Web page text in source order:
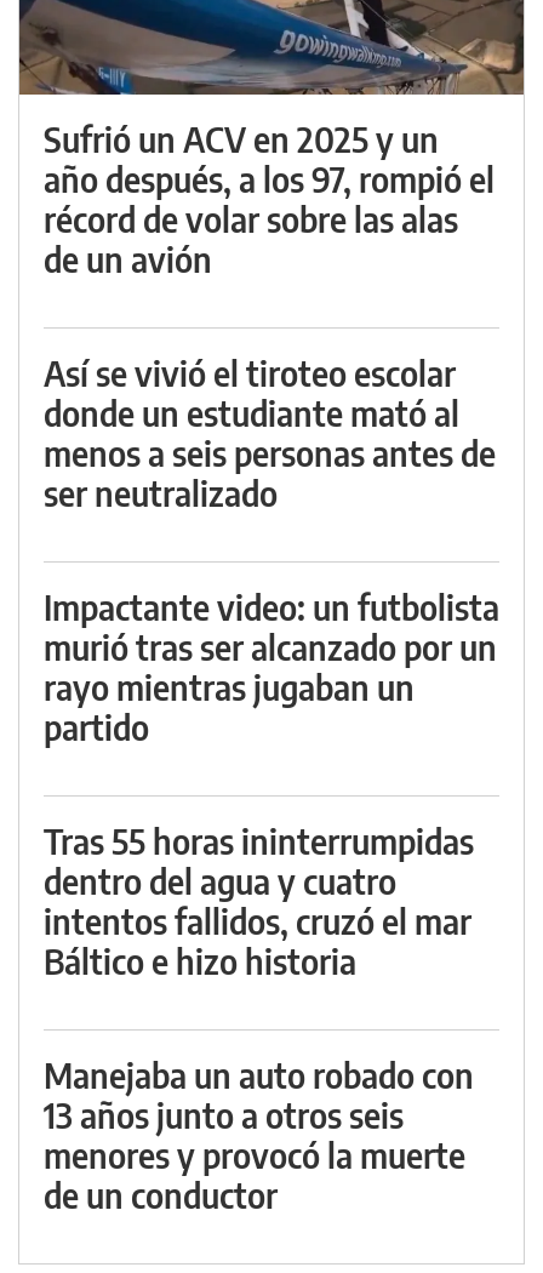
Sufrió un ACV en 2025 y un
año después, a los 97, rompió el
récord de volar sobre las alas
de un avión
Así se vivió el tiroteo escolar
donde un estudiante mató al
menos a seis personas antes de
ser neutralizado
Impactante video: un futbolista
murió tras ser alcanzado por un
rayo mientras jugaban un
partido
Tras 55 horas ininterrumpidas
dentro del agua y cuatro
intentos fallidos, cruzó el mar
Báltico e hizo historia
Manejaba un auto robado con
13 años junto a otros seis
menores y provocó la muerte
de un conductor